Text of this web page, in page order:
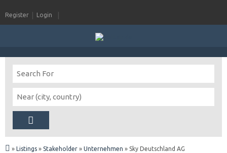
Register Login
» Listings » Stakeholder » Unternehmen » Sky Deutschland AG